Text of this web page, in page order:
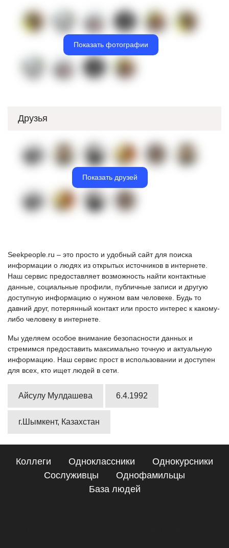
Показать фотографии
Друзья
Показать друзей
Seekpeople.ru – это просто и удобный сайт для поиска
информации о людях из открытых источников в интернете.
Наш сервис предоставляет возможность найти контактные
данные, социальные профили, публичные записи и другую
доступную информацию о нужном вам человеке. Будь то
давний друг, потерянный контакт или просто интерес к какому-
либо человеку в интернете.
Мы уделяем особое внимание безопасности данных и
стремимся предоставить максимально точную и актуальную
информацию. Наш сервис прост в использовании и доступен
для всех, кто ищет людей в сети.
Айсулу Мулдашева 6.4.1992
г.Шымкент, Казахстан
Коллеги Одноклассники
Однокурсники
Сослуживцы
Однофамильцы
База людей